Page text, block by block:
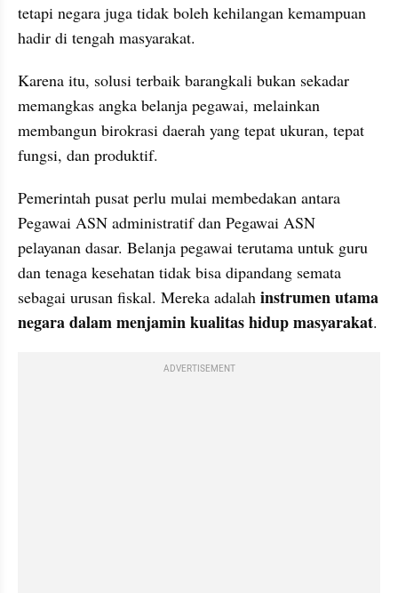
tetapi negara juga tidak boleh kehilangan kemampuan
hadir di tengah masyarakat.
Karena itu, solusi terbaik barangkali bukan sekadar
memangkas angka belanja pegawai, melainkan
membangun birokrasi daerah yang tepat ukuran, tepat
fungsi, dan produktif.
Pemerintah pusat perlu mulai membedakan antara
Pegawai ASN administratif dan Pegawai ASN
pelayanan dasar. Belanja pegawai terutama untuk guru
dan tenaga kesehatan tidak bisa dipandang semata
sebagai urusan fiskal. Mereka adalah instrumen utama
negara dalam menjamin kualitas hidup masyarakat.
ADVERTISEMENT